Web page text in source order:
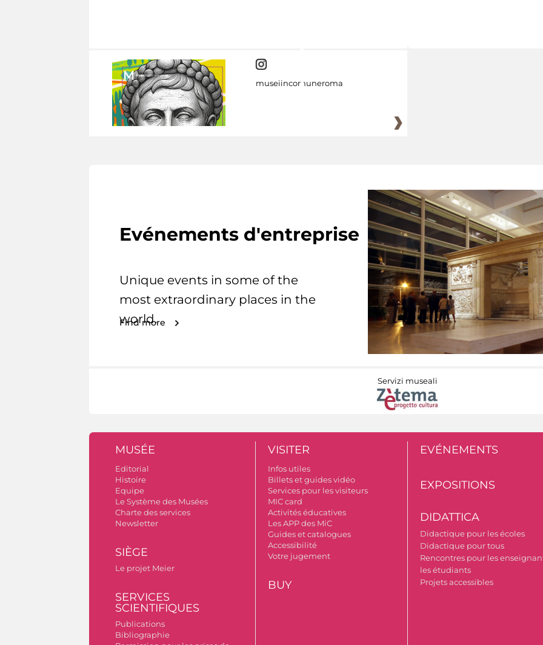
museiincomuneroma
Evénements d'entreprise
Unique events in some of the
most extraordinary places in the
world.
Find more
Servizi museali
MUSÉE
Editorial
Histoire
Equipe
Le Système des Musées
Charte des services
Newsletter
SIÈGE
Le projet Meier
SERVICES
SCIENTIFIQUES
Publications
Bibliographie
VISITER
Infos utiles
Billets et guides vidéo
Services pour les visiteurs
MIC card
Activités éducatives
Les APP des MiC
Guides et catalogues
Accessibilité
Votre jugement
BUY
EVÉNEMENTS
EXPOSITIONS
DIDATTICA
Didactique pour les écoles
Didactique pour tous
Rencontres pour les
les étudiants
Projets accessibles